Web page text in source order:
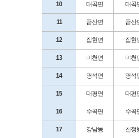
10 대곡면 대곡
11 금산면 금산
12 집현면 집현
13 미천면 미천
14 명석면 명석
15 대평면 대편
16 수곡면 수곡
17 강남동 천정